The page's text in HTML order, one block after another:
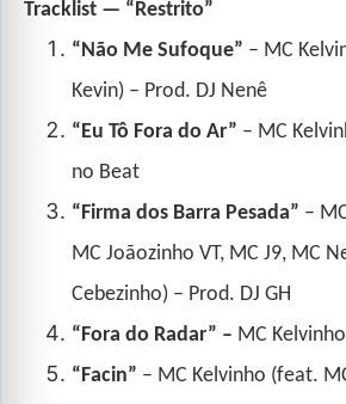
Tracklist — “Restrito”
“Não Me Sufoque” – MC
Kevin) – Prod. DJ Nenê
“Eu Tô Fora do Ar” – MC
no Beat
“Firma dos Barra Pesada” –
MC Joãozinho VT, MC J9, MC
Cebezinho) – Prod. DJ GH
“Fora do Radar” – MC
“Facin” – MC Kelvinho (feat.